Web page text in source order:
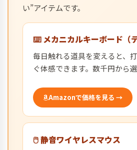
い”アイテムです。
⌨️ メカニカルキーボード（
毎日触れる道具を変えると、
ぐ体感できます。数千円から選
Amazonで価格を見る →
🖱️ 静音ワイヤレスマウス